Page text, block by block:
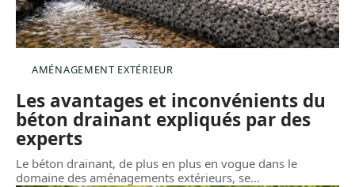
AMÉNAGEMENT EXTÉRIEUR
Les avantages et inconvénients du
béton drainant expliqués par des
experts
Le béton drainant, de plus en plus en vogue dans le
domaine des aménagements extérieurs, se…